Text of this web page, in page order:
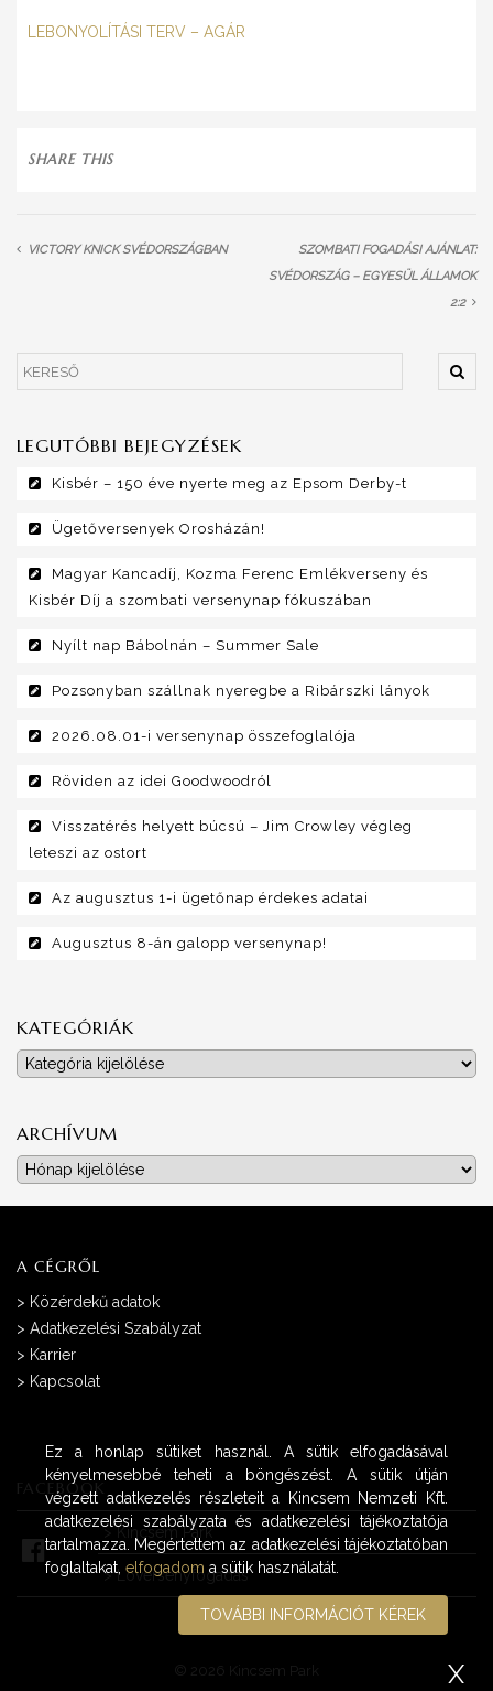
LEBONYOLÍTÁSI TERV – AGÁR
SHARE THIS
VICTORY KNICK SVÉDORSZÁGBAN
SZOMBATI FOGADÁSI AJÁNLAT:
SVÉDORSZÁG – EGYESÜL ÁLLAMOK
2:2
LEGUTÓBBI BEJEGYZÉSEK
Kisbér – 150 éve nyerte meg az Epsom Derby-t
Ügetőversenyek Orosházán!
Magyar Kancadíj, Kozma Ferenc Emlékverseny és
Kisbér Díj a szombati versenynap fókuszában
Nyílt nap Bábolnán – Summer Sale
Pozsonyban szállnak nyeregbe a Ribárszki lányok
2026.08.01-i versenynap összefoglalója
Röviden az idei Goodwoodról
Visszatérés helyett búcsú – Jim Crowley végleg
leteszi az ostort
Az augusztus 1-i ügetőnap érdekes adatai
Augusztus 8-án galopp versenynap!
KATEGÓRIÁK
Kategóriák
ARCHÍVUM
Archívum
A CÉGRŐL
> Közérdekű adatok
> Adatkezelési Szabályzat
> Karrier
> Kapcsolat
FACEBOOK
>Kincsem Park
>Lóversenyfogadás
© 2026 Kincsem Park
Ez a honlap sütiket használ. A sütik elfogadásával
kényelmesebbé teheti a böngészést. A sütik útján
végzett adatkezelés részleteit a Kincsem Nemzeti Kft.
adatkezelési szabályzata és adatkezelési tájékoztatója
tartalmazza. Megértettem az adatkezelési tájékoztatóban
foglaltakat,elfogadom a sütik használatát.
TOVÁBBI INFORMÁCIÓT KÉREK
X